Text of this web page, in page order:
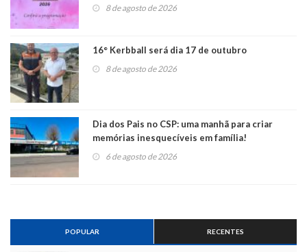
8 de agosto de 2026
16° Kerbball será dia 17 de outubro
8 de agosto de 2026
Dia dos Pais no CSP: uma manhã para criar
memórias inesquecíveis em família!
6 de agosto de 2026
POPULAR RECENTES